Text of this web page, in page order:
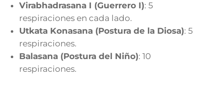
Virabhadrasana I (Guerrero I): 5
respiraciones en cada lado.
Utkata Konasana (Postura de la Diosa): 5
respiraciones.
Balasana (Postura del Niño): 10
respiraciones.